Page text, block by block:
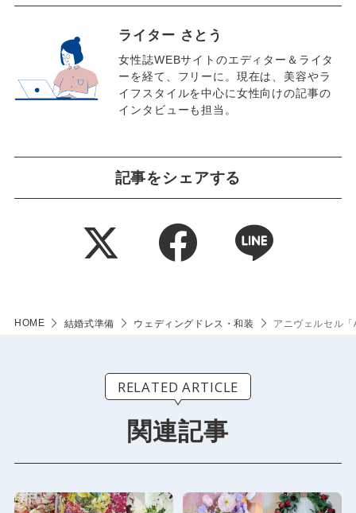
ライター さとう
女性誌WEBサイトのエディター＆ライタ
ーを経て、フリーに。現在は、美容やラ
イフスタイルを中心に女性向けの記事の
インタビューも担当。
記事をシェアする
HOME 結婚式準備 ウェディングドレス・和装 アニヴェルセル
RELATED ARTICLE
関連記事